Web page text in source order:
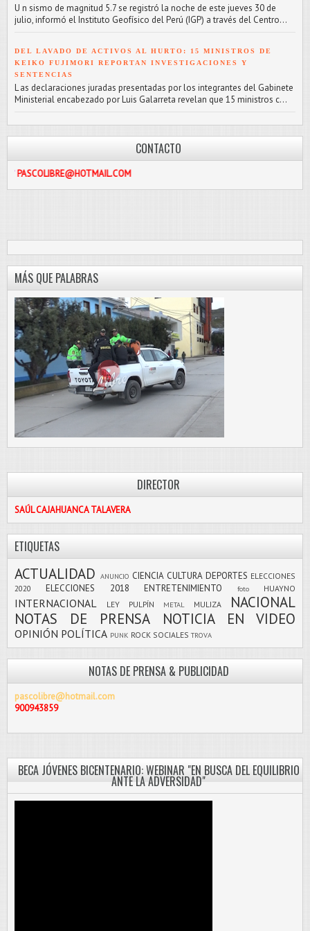
U n sismo de magnitud 5.7 se registró la noche de este jueves 30 de
julio, informó el Instituto Geofísico del Perú (IGP) a través del Centro...
DEL LAVADO DE ACTIVOS AL HURTO: 15 MINISTROS DE
KEIKO FUJIMORI REPORTAN INVESTIGACIONES Y
SENTENCIAS
L as declaraciones juradas presentadas por los integrantes del Gabinete
Ministerial encabezado por Luis Galarreta revelan que 15 ministros c...
CONTACTO
MÁS QUE PALABRAS
DIRECTOR
SAÚL CAJAHUANCA TALAVERA
ETIQUETAS
ACTUALIDAD ANUNCIO CIENCIA CULTURA DEPORTES ELECCIONES
2020
ELECCIONES 2018 ENTRETENIMIENTO foto HUAYNO
INTERNACIONAL LEY PULPÍN METAL MULIZA
NACIONAL
NOTAS DE PRENSA
NOTICIA EN VIDEO
OPINIÓN POLÍTICA PUNK ROCK SOCIALES TROVA
NOTAS DE PRENSA & PUBLICIDAD
pascolibre@hotmail.com
900943859
BECA JÓVENES BICENTENARIO: WEBINAR "EN BUSCA DEL EQUILIBRIO
ANTE LA ADVERSIDAD"